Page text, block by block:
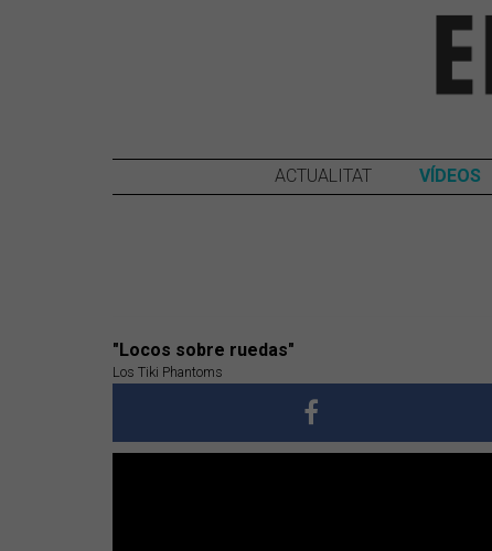
ACTUALITAT VÍDEOS
"Locos sobre ruedas"
Los Tiki Phantoms